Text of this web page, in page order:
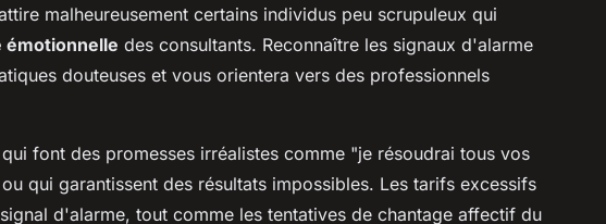
malheureusement certains individus peu scrupuleux qui
des consultants. Reconnaître les signaux d'alarme
douteuses et vous orientera vers des professionnels
font des promesses irréalistes comme "je résoudrai tous vos
qui garantissent des résultats impossibles. Les tarifs excessifs
d'alarme, tout comme les tentatives de chantage affectif du